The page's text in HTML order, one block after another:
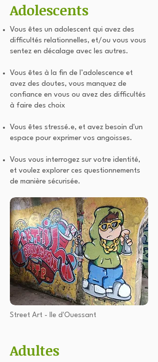
Adolescents
Vous êtes un adolescent qui avez des
difficultés relationnelles, et/ou vous vous
sentez en décalage avec les autres.
Vous êtes à la fin de l’adolescence et
avez des doutes, vous manquez de
confiance en vous ou avez des difficultés
à faire des choix
Vous êtes stressé.e, et avez besoin d'un
espace pour exprimer vos angoisses.
Vous vous interrogez sur votre identité,
et voulez explorer ces questionnements
de manière sécurisée.
Street Art - Ile d'Ouessant
Adultes